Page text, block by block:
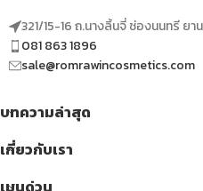
321/15-16 ถ.นางลิ้นจี่ ช่องนนทรี ยา
081 863 1896
sale@romrawincosmetics.com
บทความล่าสุด
เกี่ยวกับเรา
เมนูด่วน